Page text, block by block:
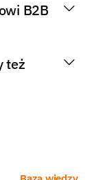
B2B
też